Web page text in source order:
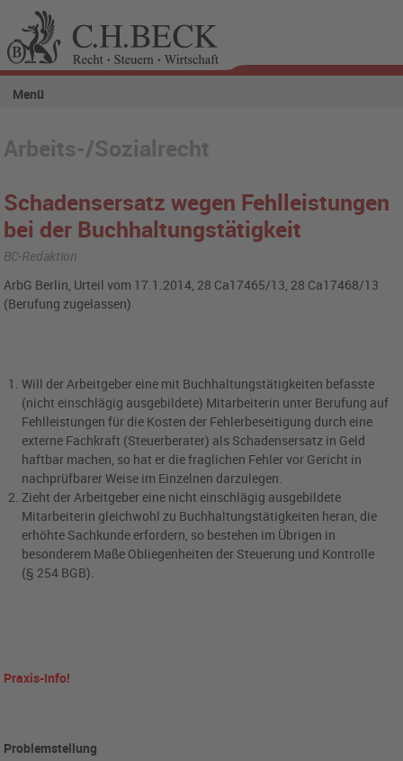
Menü
Arbeits-/Sozialrecht
Schadensersatz wegen Fehlleistungen
bei der Buchhaltungstätigkeit
BC-Redaktion
ArbG Berlin, Urteil vom 17.1.2014, 28 Ca17465/13, 28 Ca17468/13
(Berufung zugelassen)
Will der Arbeitgeber eine mit Buchhaltungstätigkeiten befasste
(nicht einschlägig ausgebildete) Mitarbeiterin unter Berufung auf
Fehlleistungen für die Kosten der Fehlerbeseitigung durch eine
externe Fachkraft (Steuerberater) als Schadensersatz in Geld
haftbar machen, so hat er die fraglichen Fehler vor Gericht in
nachprüfbarer Weise im Einzelnen darzulegen.
Zieht der Arbeitgeber eine nicht einschlägig ausgebildete
Mitarbeiterin gleichwohl zu Buchhaltungstätigkeiten heran, die
erhöhte Sachkunde erfordern, so bestehen im Übrigen in
besonderem Maße Obliegenheiten der Steuerung und Kontrolle
(§ 254 BGB).
Praxis-Info!
Problemstellung